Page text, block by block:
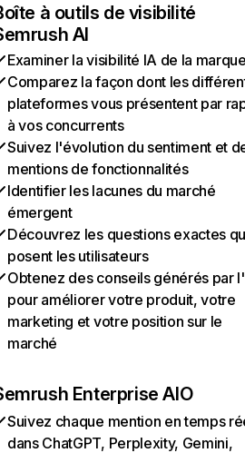
à outils de visibilité
AI
Examiner la visibilité IA de la
Comparez la façon dont les
plateformes vous présentent par
à vos concurrents
Suivez l'évolution du sentiment et
mentions de fonctionnalités
Identifier les lacunes du marché
émergent
Découvrez les questions exactes
posent les utilisateurs
Obtenez des conseils générés par
pour améliorer votre produit, votre
marketing et votre position sur le
marché
Enterprise AIO
Suivez chaque mention en temps
dans ChatGPT, Perplexity, Gemini,